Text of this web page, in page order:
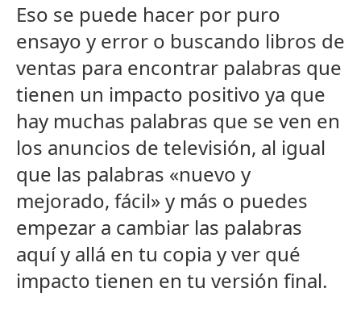
Eso se puede hacer por puro
ensayo y error o buscando libros de
ventas para encontrar palabras que
tienen un impacto positivo ya que
hay muchas palabras que se ven en
los anuncios de televisión, al igual
que las palabras «nuevo y
mejorado, fácil» y más o puedes
empezar a cambiar las palabras
aquí y allá en tu copia y ver qué
impacto tienen en tu versión final.